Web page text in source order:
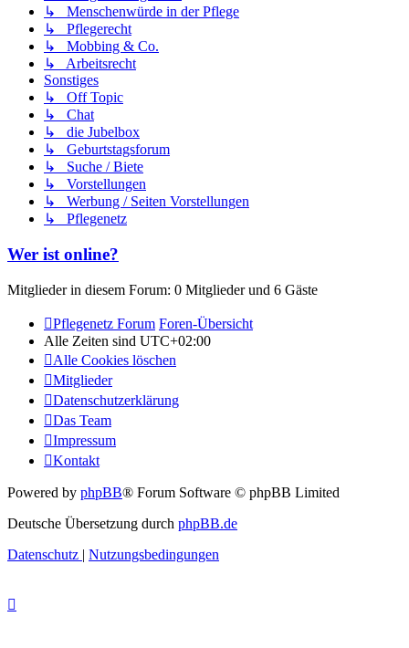
↳ Menschenwürde in der Pflege
↳ Pflegerecht
↳ Mobbing & Co.
↳ Arbeitsrecht
Sonstiges
↳ Off Topic
↳ Chat
↳ die Jubelbox
↳ Geburtstagsforum
↳ Suche / Biete
↳ Vorstellungen
↳ Werbung / Seiten Vorstellungen
↳ Pflegenetz
Wer ist online?
Mitglieder in diesem Forum: 0 Mitglieder und 6 Gäste
Pflegenetz Forum Foren-Übersicht
Alle Zeiten sind UTC+02:00
Alle Cookies löschen
Mitglieder
Datenschutzerklärung
Das Team
Impressum
Kontakt
Powered by phpBB® Forum Software © phpBB Limited
Deutsche Übersetzung durch phpBB.de
Datenschutz | Nutzungsbedingungen